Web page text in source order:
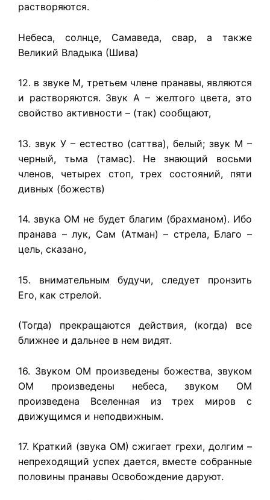
растворяются.
Небеса, солнце, Самаведа, свар, а также
Великий Владыка (Шива)
12. в звуке М, третьем члене пранавы, являются
и растворяются. Звук А – желтого цвета, это
свойство активности – (так) сообщают,
13. звук У – естество (саттва), белый; звук М –
черный, тьма (тамас). Не знающий восьми
членов, четырех стоп, трех состояний, пяти
дивных (божеств)
14. звука ОМ не будет благим (брахманом). Ибо
пранава – лук, Сам (Атман) – стрела, Благо –
цель, сказано,
15. внимательным будучи, следует пронзить
Его, как стрелой.
(Тогда) прекращаются действия, (когда) все
ближнее и дальнее в нем видят.
16. Звуком ОМ произведены божества, звуком
ОМ произведены небеса, звуком ОМ
произведена Вселенная из трех миров с
движущимся и неподвижным.
17. Краткий (звука ОМ) сжигает грехи, долгим –
непреходящий успех дается, вместе собранные
половины пранавы Освобождение даруют.